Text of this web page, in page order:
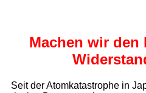
Machen wir den
Seit der Atomkatastrophe in